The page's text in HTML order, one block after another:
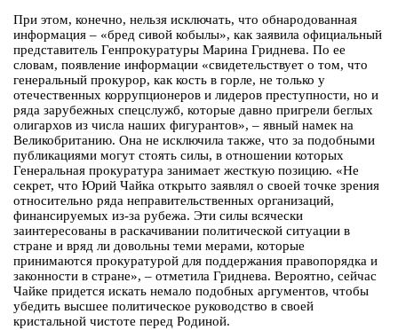
При этом, конечно, нельзя исключать, что обнародованная
информация – «бред сивой кобылы», как заявила официальный
представитель Генпрокуратуры Марина Гриднева. По ее
словам, появление информации «свидетельствует о том, что
генеральный прокурор, как кость в горле, не только у
отечественных коррупционеров и лидеров преступности, но и
ряда зарубежных спецслужб, которые давно пригрели беглых
олигархов из числа наших фигурантов», – явный намек на
Великобританию. Она не исключила также, что за подобными
публикациями могут стоять силы, в отношении которых
Генеральная прокуратура занимает жесткую позицию. «Не
секрет, что Юрий Чайка открыто заявлял о своей точке зрения
относительно ряда неправительственных организаций,
финансируемых из-за рубежа. Эти силы всячески
заинтересованы в раскачивании политической ситуации в
стране и вряд ли довольны теми мерами, которые
принимаются прокуратурой для поддержания правопорядка и
законности в стране», – отметила Гриднева. Вероятно, сейчас
Чайке придется искать немало подобных аргументов, чтобы
убедить высшее политическое руководство в своей
кристальной чистоте перед Родиной.